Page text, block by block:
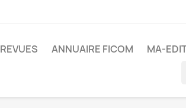
REVUES ANNUAIRE FICOM MA-